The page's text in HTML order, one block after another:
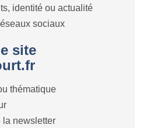
identité ou actualité
sociaux
site
thématique
la newsletter